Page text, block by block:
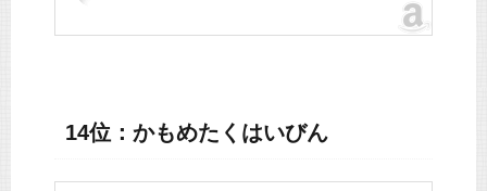
14位：かもめたくはいびん